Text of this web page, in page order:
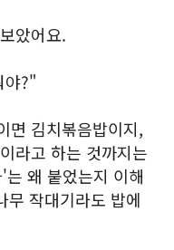
았어요.
야?"
면 김치볶음밥이지,
라고 하는 것까지는
왜 붙었는지 이해
무 작대기라도 밥에